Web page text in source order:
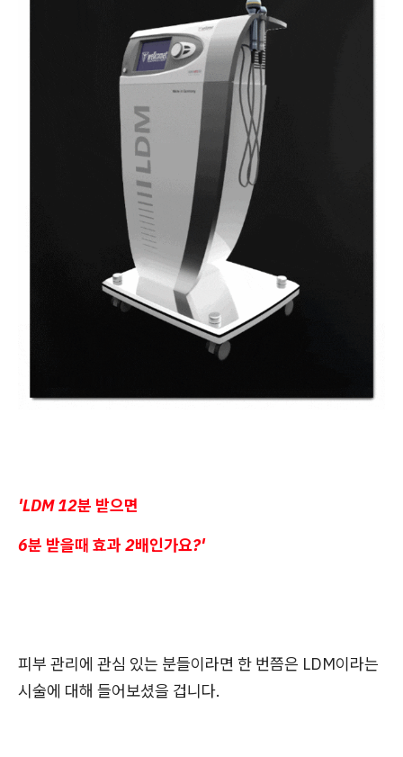
'LDM 12분 받으면
6분 받을때 효과 2배인가요?'
피부 관리에 관심 있는 분들이라면 한 번쯤은 LDM이라는
시술에 대해 들어보셨을 겁니다.